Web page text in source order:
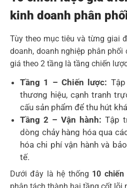
kinh doanh phân
Tùy theo mục tiêu và từng giai
doanh, doanh nghiệp phân phối
giá theo 2 tầng là tầng chiến
Tầng 1 – Chiến lược:
thương hiệu, cạnh tranh
cấu sản phẩm để thu hút
Tầng 2 – Vận hành: Tập
dòng chảy hàng hóa qua
hóa chi phí vận hành và
tế.
Dưới đây là hệ thống 10